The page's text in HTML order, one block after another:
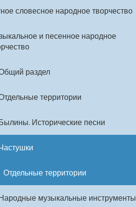
словесное народное творчество
и песенное народное
раздел
территории
Исторические песни
Отдельные территории
музыкальные инструменты